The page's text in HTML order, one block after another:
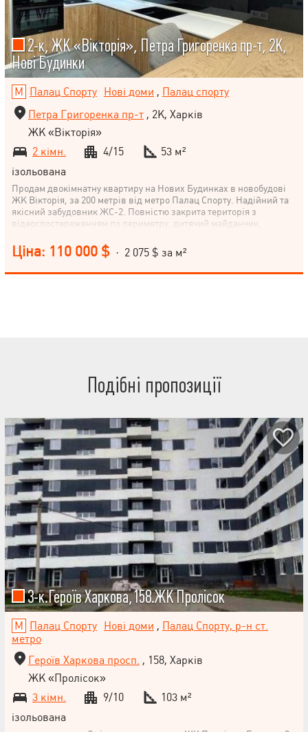
2-к, ЖК «Вікторія», Петра Григоренка пр-т, 2К,
Нові Будинки
Палац Спорту Нові доми , Палац спорту
Петра Григоренка пр-т , 2К, Харків
ЖК «Вікторія»
2 кімн.
4/15
53 м²
ізольована
Продам двокімнатну квартиру на Нових Будинках в новобудові
ЖК Вікторія, за 200 метрів від метро Палац Спорту. Надійний та
якісний забудовник ЖС-2. Повністю закрита територія з
відеоспостереженням по периметру, дитячий майданчик,
пасажирський). Видова двокімнатна квартира з панорамними
вікнами, що виходять на внутрішній двір. Квартира робилася під
себе, виключно якісні дорогі матеріали! Встановлено окремий
Ціна: 110 000 $ · 2 075 $ за м²
Подібні пропозиції
3-к.Героїв Харкова,158.ЖК Пролісок
Палац Спорту Нові доми , Палац Спорту, р-н ст.
метро
Героїв Харкова просп. , 158, Харків
ЖК «Пролісок»
3 кімн.
9/10
103 м²
ізольована